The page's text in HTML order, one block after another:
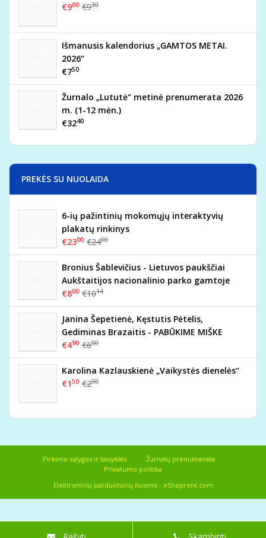
€900 €930
Išmanusis kalendorius „GAMTOS METAI.
2026“
€750
Žurnalo „Lututė“ metinė prenumerata 2026
m. (1-12 mėn.)
€3240
PREKĖS SU NUOLAIDA
6-ių pažintinių mokomųjų interaktyvių
plakatų rinkinys
€2300 €2400
Bronius Šablevičius - Lietuvos paukščiai
Aukštaitijos nacionalinio parko gamtoje
€800 €1014
Janina Šepetienė, Kęstutis Pėtelis,
Gediminas Brazaitis - PABŪKIME MIŠKE
€490 €600
Karolina Kazlauskienė „Vaikystės dienelės“
€150 €200
Pirkimo sąlygos ir taisyklės
Žurnalų prenumerata
Privatumo politika
Elektroninių parduotuvių nuoma - eShoprent.com